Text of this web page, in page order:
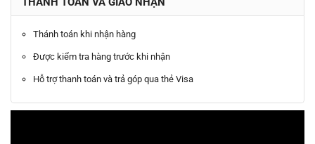
Thánh toán khi nhận hàng
Được kiểm tra hàng trước khi nhận
Hỗ trợ thanh toán và trả góp qua thẻ Visa